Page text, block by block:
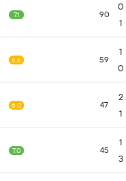
0
1
90
7.1
1
0
59
6.6
2
1
47
6.0
1
3
45
7.0